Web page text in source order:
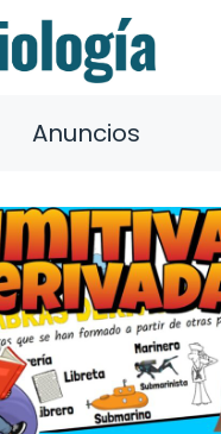
Anuncios